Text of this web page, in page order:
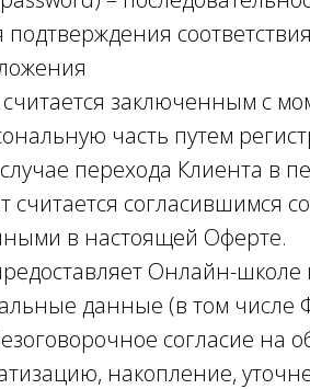
подтверждения
заключенным с
часть путем
перехода Клиента в
считается согласившимся
в настоящей Оферте.
Онлайн-
данные (в том числе
согласие на
накопление,